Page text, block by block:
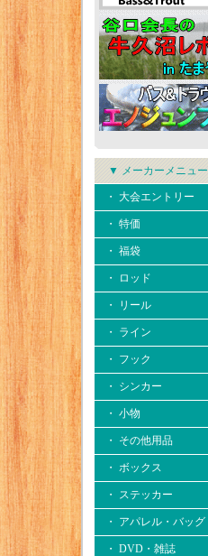
▼ メーカーメニュー
・ 大会エントリー
・ 特価
・ 福袋
・ ロッド
・ リール
・ ライン
・ フック
・ シンカー
・ 小物
・ その他用品
・ ボックス
・ ステッカー
・ アパレル・バッグ
・ DVD・雑誌